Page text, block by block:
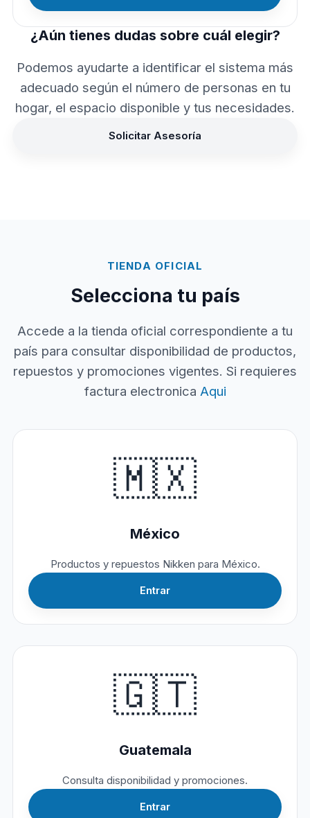
¿Aún tienes dudas sobre cuál elegir?
Podemos ayudarte a identificar el sistema más
adecuado según el número de personas en tu
hogar, el espacio disponible y tus necesidades.
Solicitar Asesoría
TIENDA OFICIAL
Selecciona tu país
Accede a la tienda oficial correspondiente a tu
país para consultar disponibilidad de productos,
repuestos y promociones vigentes. Si requieres
factura electronica Aqui
🇲🇽
México
Productos y repuestos Nikken para México.
Entrar
🇬🇹
Guatemala
Consulta disponibilidad y promociones.
Entrar